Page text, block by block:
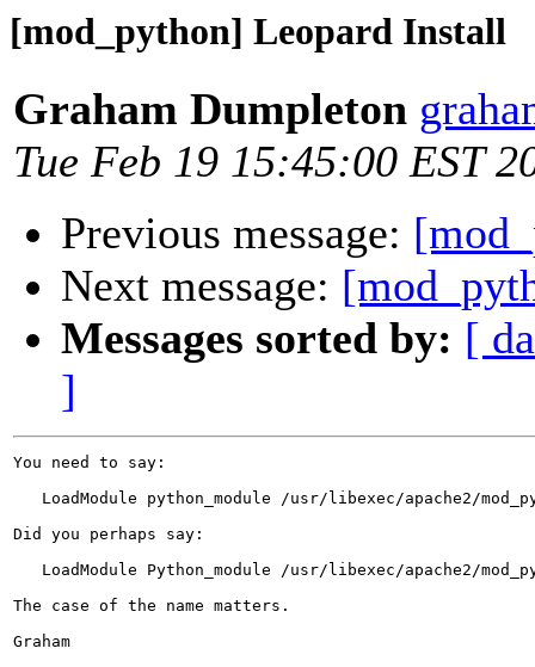
[mod_python] Leopard Install
Graham Dumpleton
Tue Feb 19 15:45:00 EST
Previous message:
Next message:
Messages sorted by: [
]
You need to say:
LoadModule python_module /usr/libexec/apache2/
Did you perhaps say:
LoadModule Python_module /usr/libexec/apache2/
The case of the name matters.
Graham